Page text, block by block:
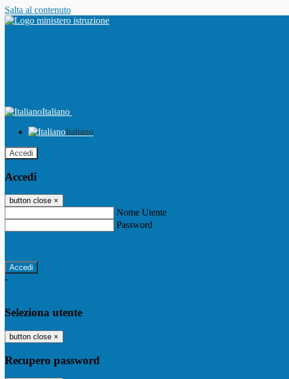
Salta al contenuto
Italiano
Italiano
Accedi
Accedi
button close ×
Nome Utente
Password
-
Seleziona utente
button close ×
Recupero password